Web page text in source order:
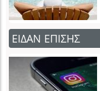
ΕΙΔΑΝ ΕΠΙΣΗΣ